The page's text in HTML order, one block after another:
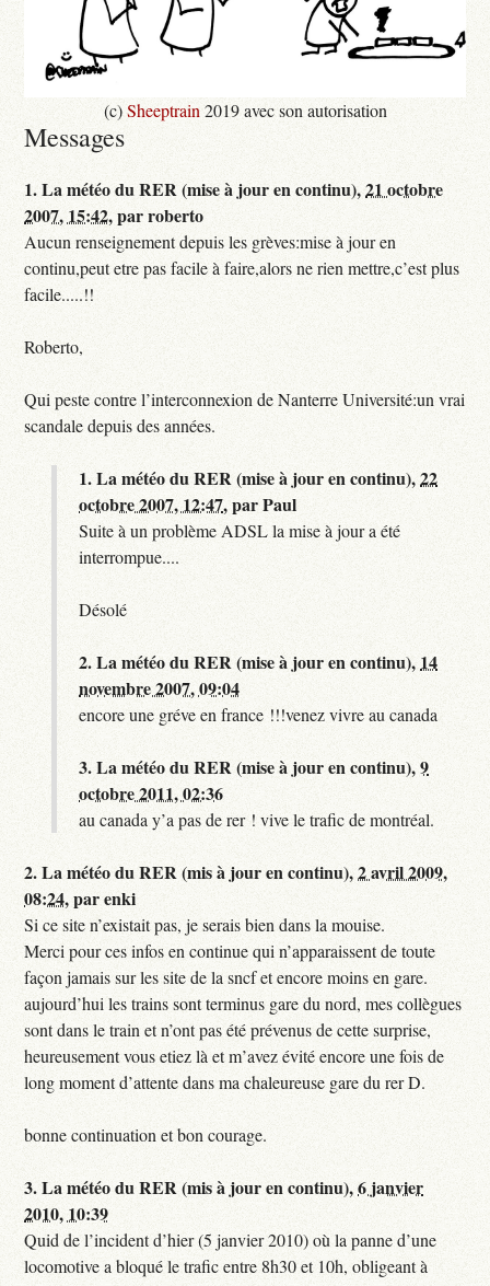
(c)Sheeptrain 2019 avec son autorisation
Messages
1.La météo du RER (mise à jour en continu),21 octobre
2007, 15:42,parroberto
Aucun renseignement depuis les grèves:mise à jour en
continu,peut etre pas facile à faire,alors ne rien mettre,c’est plus
facile.....!!
Roberto,
Qui peste contre l’interconnexion de Nanterre Université:un vrai
scandale depuis des années.
1.La météo du RER (mise à jour en continu),22
octobre 2007, 12:47,parPaul
Suite à un problème ADSL la mise à jour a été
interrompue....
Désolé
2.La météo du RER (mise à jour en continu), 14
novembre 2007, 09:04
encore une gréve en france !!!venez vivre au canada
3.La météo du RER (mise à jour en continu),9
octobre 2011, 02:36
au canada y’a pas de rer ! vive le trafic de montréal.
2.La météo du RER (mis à jour en continu),2 avril 2009,
08:24,parenki
Si ce site n’existait pas, je serais bien dans la mouise.
Merci pour ces infos en continue qui n’apparaissent de toute
façon jamais sur les site de la sncf et encore moins en gare.
aujourd’hui les trains sont terminus gare du nord, mes collègues
sont dans le train et n’ont pas été prévenus de cette surprise,
heureusement vous etiez là et m’avez évité encore une fois de
long moment d’attente dans ma chaleureuse gare du rer D.
bonne continuation et bon courage.
3.La météo du RER (mis à jour en continu),6 janvier
2010, 10:39
Quid de l’incident d’hier (5 janvier 2010) où la panne d’une
locomotive a bloqué le trafic entre 8h30 et 10h, obligeant à